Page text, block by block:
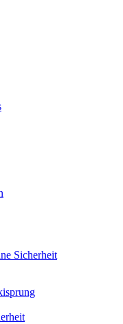
Sicherheit